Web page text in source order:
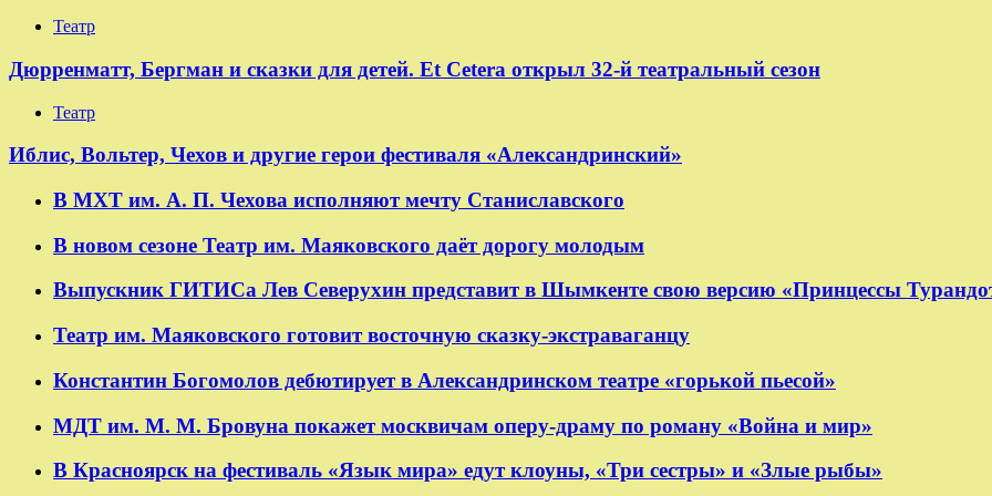
Театр
Дюрренматт, Бергман и сказки для детей. Et Cetera открыл 32-й театральный сезон
Театр
​​Иблис, Вольтер, Чехов и другие герои фестиваля «Александринский»
В МХТ им. А. П. Чехова исполняют мечту Станиславского
В новом сезоне Театр им. Маяковского даёт дорогу молодым
Выпускник ГИТИСа Лев Северухин представит в Шымкенте свою версию «Принцессы
Театр им. Маяковского готовит восточную сказку-экстраваганцу
Константин Богомолов дебютирует в Александринском театре «горькой пьесой»
МДТ им. М. М. Бровуна покажет москвичам оперу-драму по роману «Война и мир»
В Красноярск на фестиваль «Язык мира» едут клоуны, «Три сестры» и «Злые рыбы»